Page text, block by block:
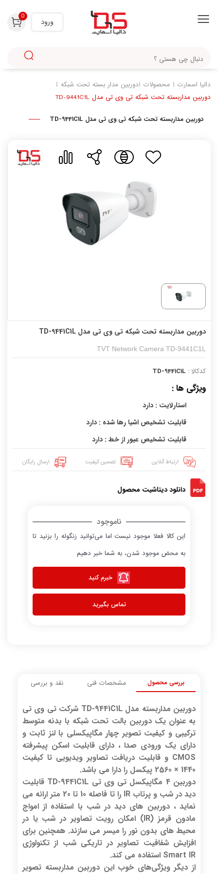
ورود
0
دالیا اسمارت محصولات دوربین مدار بسته تحت شبکه
دوربین مداربسته تحت شبکه تی وی تی مدل TD-9441C1L
دوربین مداربسته تحت شبکه تی وی تی مدل TD-9441C1L
دوربین مداربسته تحت شبکه تی وی تی مدل TD-9441C1L
TVT Network Camera TD-9441C1L
کدکالا : TD-9441C1L
ویژگی ها :
استارلایت : دارد
قابلیت تشخیص اشیا رها شده : دارد
قابلیت تشخیص عبور از خط : دارد
ارتباط آنلاین تضمین کیفیت ارسال رایگان
دانلود دیتاشیت محصول
ناموجود
این کالا فعلا موجود نیست اما می‌توانید زنگوله را بزنید تا
به محض موجود شدن، به شما خبر دهیم
خبرم کنید
تماس بگیرید
بررسی محصول مشخصات فنی نقد و بررسی
دوربین مداربسته مدل TD-9441C1L شرکت تی وی تی
به عنوان یک دوربین بالت تحت شبکه با بدنه متوسط
ترکیبی و کیفیت تصویر چهار مگاپیکسلی با لنز ثابت و
دارای یک ورودی صدا ، دارای قابلیت اسکن پیشرفته
CMOS و قابلیت دریافت تصاویر ویدیویی تا کیفیت
1440 × 2560 پیکسل را دارا می باشد.
دوربین 4 مگاپیکسل تی وی تی TD-9441C1L قابلیت
دید در شب و پرتاب IR را تا فاصله 10 تا 20 متر ارائه می
نماید ، دوربین های دید در شب با استفاده از امواج
مادون قرمز (IR) امکان رویت تصاویر در شب یا در
محیط های بدون نور را میسر می سازند. همچنین برای
افزایش شفافیت تصاویر در تاریکی شب از تکنولوژی
Smart IR استفاده می کند.
از دیگر ویژگی‌های خوب این دوربین مداربسته تصویر